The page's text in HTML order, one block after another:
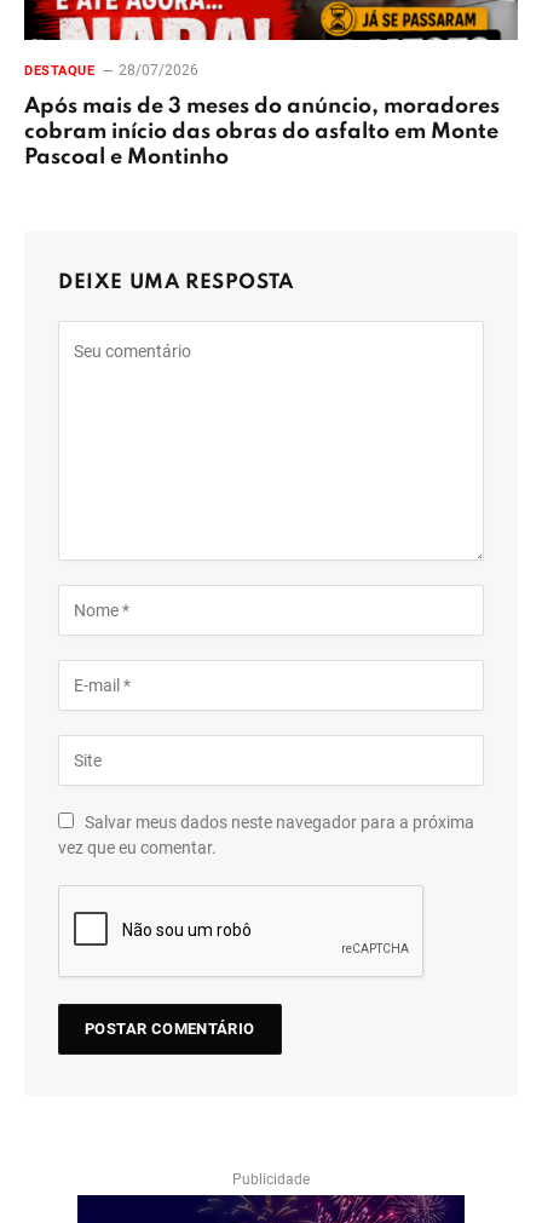
DESTAQUE 28/07/2026
Após mais de 3 meses do anúncio, moradores
cobram início das obras do asfalto em Monte
Pascoal e Montinho
DEIXE UMA RESPOSTA
Salvar meus dados neste navegador para a próxima
vez que eu comentar.
Publicidade